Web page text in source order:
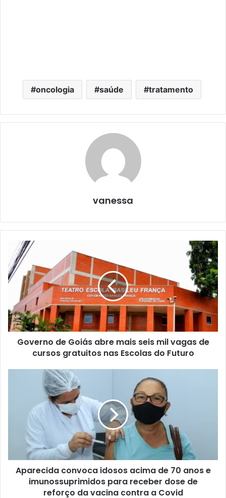
oncologia saúde tratamento
vanessa
Governo de Goiás abre mais seis mil vagas de
cursos gratuitos nas Escolas do Futuro
Aparecida convoca idosos acima de 70 anos e
imunossuprimidos para receber dose de
reforço da vacina contra a Covid